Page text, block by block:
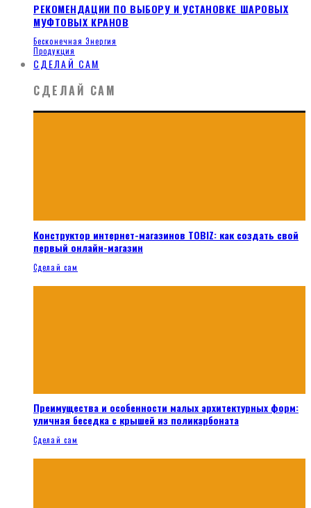
РЕКОМЕНДАЦИИ ПО ВЫБОРУ И УСТАНОВКЕ ШАРОВЫХ
МУФТОВЫХ КРАНОВ
Бесконечная Энергия
Продукция
СДЕЛАЙ САМ
СДЕЛАЙ САМ
Конструктор интернет-магазинов TOBIZ: как создать свой
первый онлайн-магазин
Сделай сам
Преимущества и особенности малых архитектурных форм:
уличная беседка с крышей из поликарбоната
Сделай сам